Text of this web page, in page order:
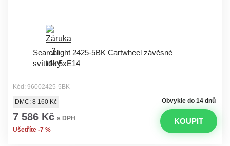
Searchlight 2425-5BK Cartwheel závěsné
svítidlo 5xE14
Kód: 96002425-5BK
Obvykle do 14 dnů
DMC: 8 160 Kč
7 586 Kč s DPH
Ušetříte -7 %
KOUPIT